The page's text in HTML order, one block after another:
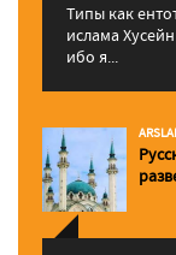
Типы как
ислама
ибо я...